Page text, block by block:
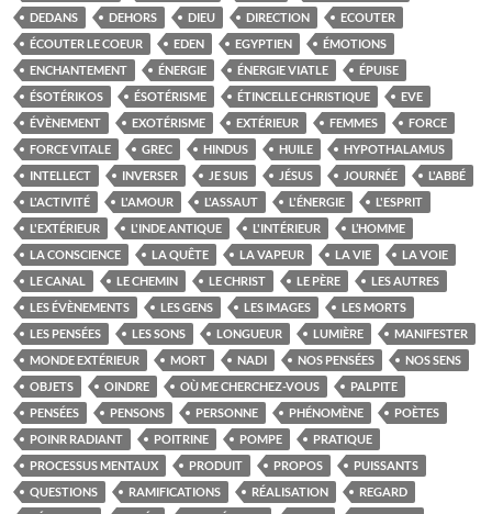
DEDANS
DEHORS DIEU DIRECTION
ECOUTER
ÉCOUTER LE COEUR
EDEN EGYPTIEN
ÉMOTIONS
ENCHANTEMENT
ÉNERGIE ÉNERGIE VIATLE
ÉPUISE
ÉSOTÉRIKOS
ÉSOTÉRISME ÉTINCELLE CHRISTIQUE
EVE
ÉVÈNEMENT
EXOTÉRISME EXTÉRIEUR FEMMES
FORCE
FORCE VITALE
GREC HINDUS HUILE
HYPOTHALAMUS
INTELLECT
INVERSER JE SUIS JÉSUS JOURNÉE
L'ABBÉ
L'ACTIVITÉ
L'AMOUR L'ASSAUT L'ÉNERGIE
L'ESPRIT
L'EXTÉRIEUR
L'INDE ANTIQUE L'INTÉRIEUR
L’HOMME
LA CONSCIENCE
LA QUÊTE LA VAPEUR LA VIE
LA VOIE
LE CANAL
LE CHEMIN LE CHRIST LE PÈRE
LES AUTRES
LES ÉVÈNEMENTS
LES GENS LES IMAGES
LES MORTS
LES PENSÉES
LES SONS LONGUEUR LUMIÈRE
MANIFESTER
MONDE EXTÉRIEUR
MORT NADI NOS PENSÉES
NOS SENS
OBJETS
OINDRE OÙ ME CHERCHEZ-VOUS
PALPITE
PENSÉES
PENSONS PERSONNE PHÉNOMÈNE
POÈTES
POINR RADIANT
POITRINE POMPE
PRATIQUE
PROCESSUS MENTAUX
PRODUIT PROPOS
PUISSANTS
QUESTIONS
RAMIFICATIONS RÉALISATION
REGARD